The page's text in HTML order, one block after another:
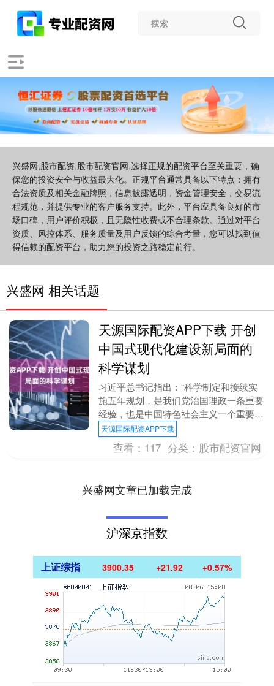
兴盛网,股市配资,股市配资官网,选择正规的配资平台至关重要，确
保您的投资安全与收益最大化。正规平台通常具备以下特点：拥有
合法资质及相关金融牌照，信息披露透明，资金管理安全，交易流
程规范，并提供专业的客户服务支持。此外，平台应具备良好的市
场口碑，用户评价积极，且无隐性收费或不合理条款。通过对平台
资质、风控体系、服务质量及用户反馈的综合考量，您可以找到值
得信赖的配资平台，助力您的投资之路稳定前行。
兴盛网 相关话题
天源国际配资APP下载 开创
中国式现代化建设新局面的
科学谋划
习近平总书记指出：“科学制定和接续实
施五年规划，是我们党治国理政一条重要
经验，也是中国特色社会主义一个重要政
治优势。”党的二十届四中全会审议通过
了《中共中央关于....
天源国际配资APP下载
查看： 117 分类： 股市配资官网
兴盛网文章已加载完成
沪深京指数
上证综指 3900.35 +21.92 +0.57%